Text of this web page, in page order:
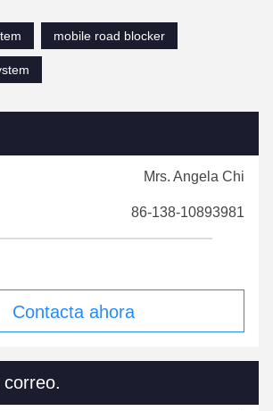
mobile road blocker
Mrs. Angela Chi
86-138-10893981
Contacta ahora